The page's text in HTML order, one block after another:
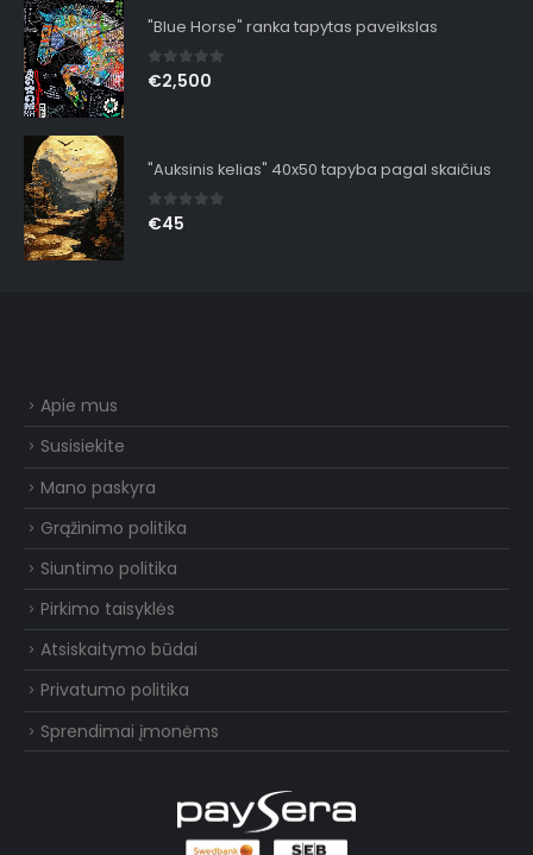
"Blue Horse" ranka tapytas paveikslas
0out of 5
€2,500
"Auksinis kelias" 40x50 tapyba pagal skaičius
0out of 5
€45
Apie mus
Susisiekite
Mano paskyra
Grąžinimo politika
Siuntimo politika
Pirkimo taisyklės
Atsiskaitymo būdai
Privatumo politika
Sprendimai įmonėms